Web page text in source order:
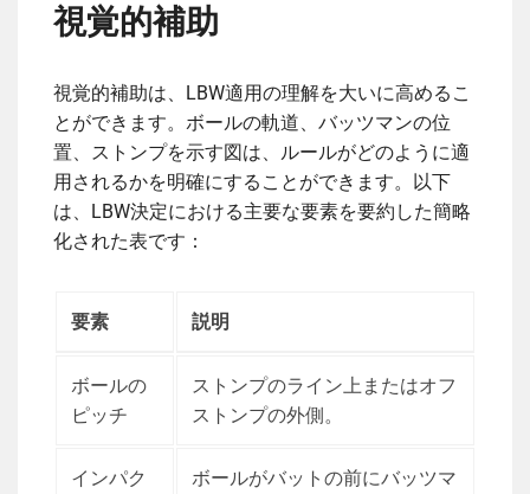
視覚的補助
視覚的補助は、LBW適用の理解を大いに高めるこ
とができます。ボールの軌道、バッツマンの位
置、ストンプを示す図は、ルールがどのように適
用されるかを明確にすることができます。以下
は、LBW決定における主要な要素を要約した簡略
化された表です：
要素 説明
ボールの
ピッチ
ストンプのライン上またはオフ
ストンプの外側。
インパク
ボールがバットの前にバッツマ